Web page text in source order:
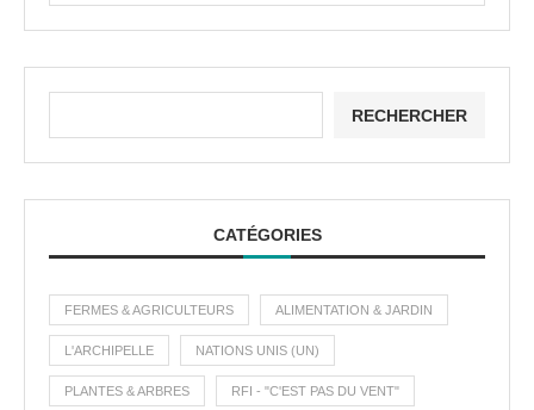
RECHERCHER
CATÉGORIES
FERMES & AGRICULTEURS ALIMENTATION & JARDIN
L'ARCHIPELLE NATIONS UNIS (UN)
PLANTES & ARBRES RFI - "C'EST PAS DU VENT"